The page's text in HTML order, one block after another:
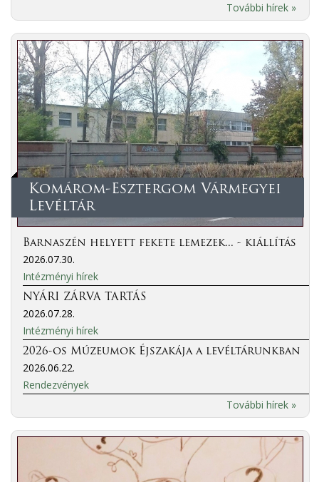
További hírek »
Komárom-Esztergom Vármegyei
Levéltár
Barnaszén helyett fekete lemezek... - kiállítás
2026.07.30.
Intézményi hírek
NYÁRI ZÁRVA TARTÁS
2026.07.28.
Intézményi hírek
2026-os Múzeumok Éjszakája a levéltárunkban
2026.06.22.
Rendezvények
További hírek »